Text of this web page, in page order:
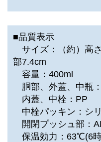
■品質表示
サイズ：（約）高
部7.4cm
容量：400ml
胴部、外蓋、中瓶
内蓋、中栓：PP
中栓パッキン：シ
開閉プッシュ部：
保温効力：63℃(6